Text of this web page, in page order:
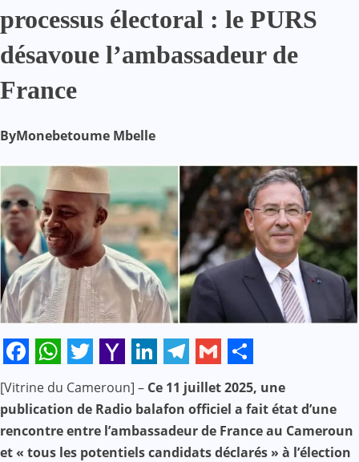
processus électoral : le PURS
désavoue l’ambassadeur de
France
ByMonebetoume Mbelle
Facebook
WhatsApp
Twitter
Yahoo
Mail
LinkedIn
Telegram
Gmail
Share
[Vitrine du Cameroun] – Ce 11 juillet 2025, une
publication de Radio balafon officiel a fait état d’une
rencontre entre l’ambassadeur de France au Cameroun
et « tous les potentiels candidats déclarés » à l’élection